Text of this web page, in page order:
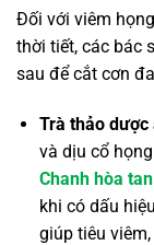
Đối với viêm
thời tiết, các bác
sau để cắt cơn
Trà thảo dược
và dịu cổ
Chanh hòa
khi có dấu
giúp tiêu